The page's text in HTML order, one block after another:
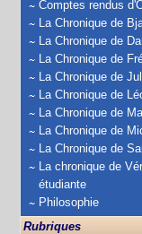
Comptes rendus
La Chronique de
La Chronique de
La Chronique de
La Chronique de
La Chronique de
La Chronique de
La Chronique de
La Chronique de
La chronique de
étudiante
Philosophie
Rubriques